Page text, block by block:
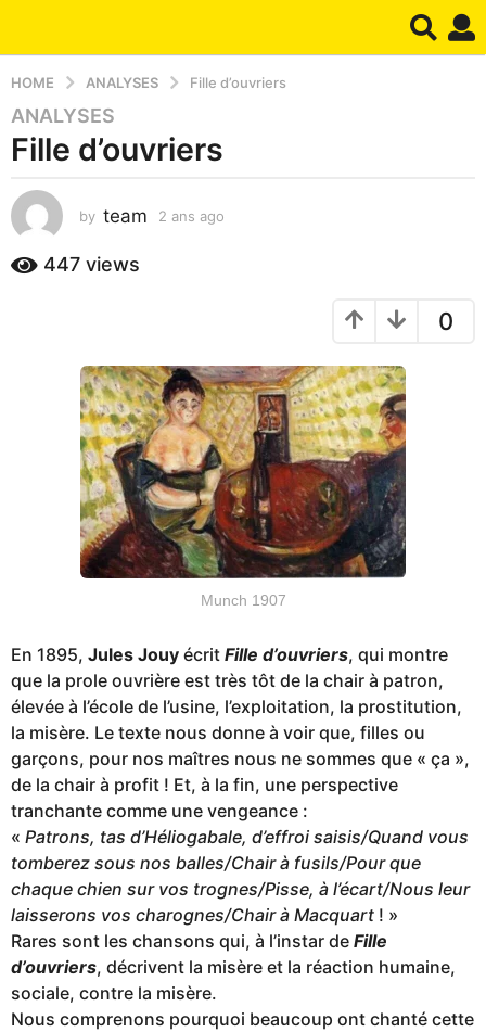
HOME ANALYSES Fille d’ouvriers
2
a
s
a
o
ANALYSES
Fille d’ouvriers
by team 2 ans ago
447 views
0
Munch 1907
En 1895, Jules Jouy écrit Fille d’ouvriers, qui montre
que la prole ouvrière est très tôt de la chair à patron,
élevée à l’école de l’usine, l’exploitation, la prostitution,
la misère. Le texte nous donne à voir que, filles ou
garçons, pour nos maîtres nous ne sommes que « ça »,
de la chair à profit ! Et, à la fin, une perspective
tranchante comme une vengeance :
« Patrons, tas d’Héliogabale, d’effroi saisis/Quand vous
tomberez sous nos balles/Chair à fusils/Pour que
chaque chien sur vos trognes/Pisse, à l’écart/Nous leur
laisserons vos charognes/Chair à Macquart ! »
Rares sont les chansons qui, à l’instar de Fille
d’ouvriers, décrivent la misère et la réaction humaine,
sociale, contre la misère.
Nous comprenons pourquoi beaucoup ont chanté cette